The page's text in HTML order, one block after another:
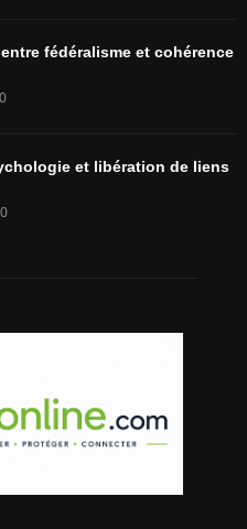
fédéralisme et cohérence
0
et libération de liens
0